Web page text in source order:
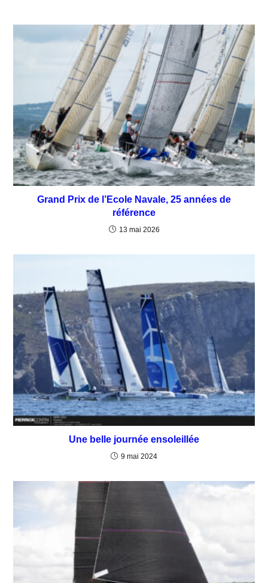
Grand Prix de l’Ecole Navale, 25 années de
référence
13 mai 2026
Une belle journée ensoleillée
9 mai 2024